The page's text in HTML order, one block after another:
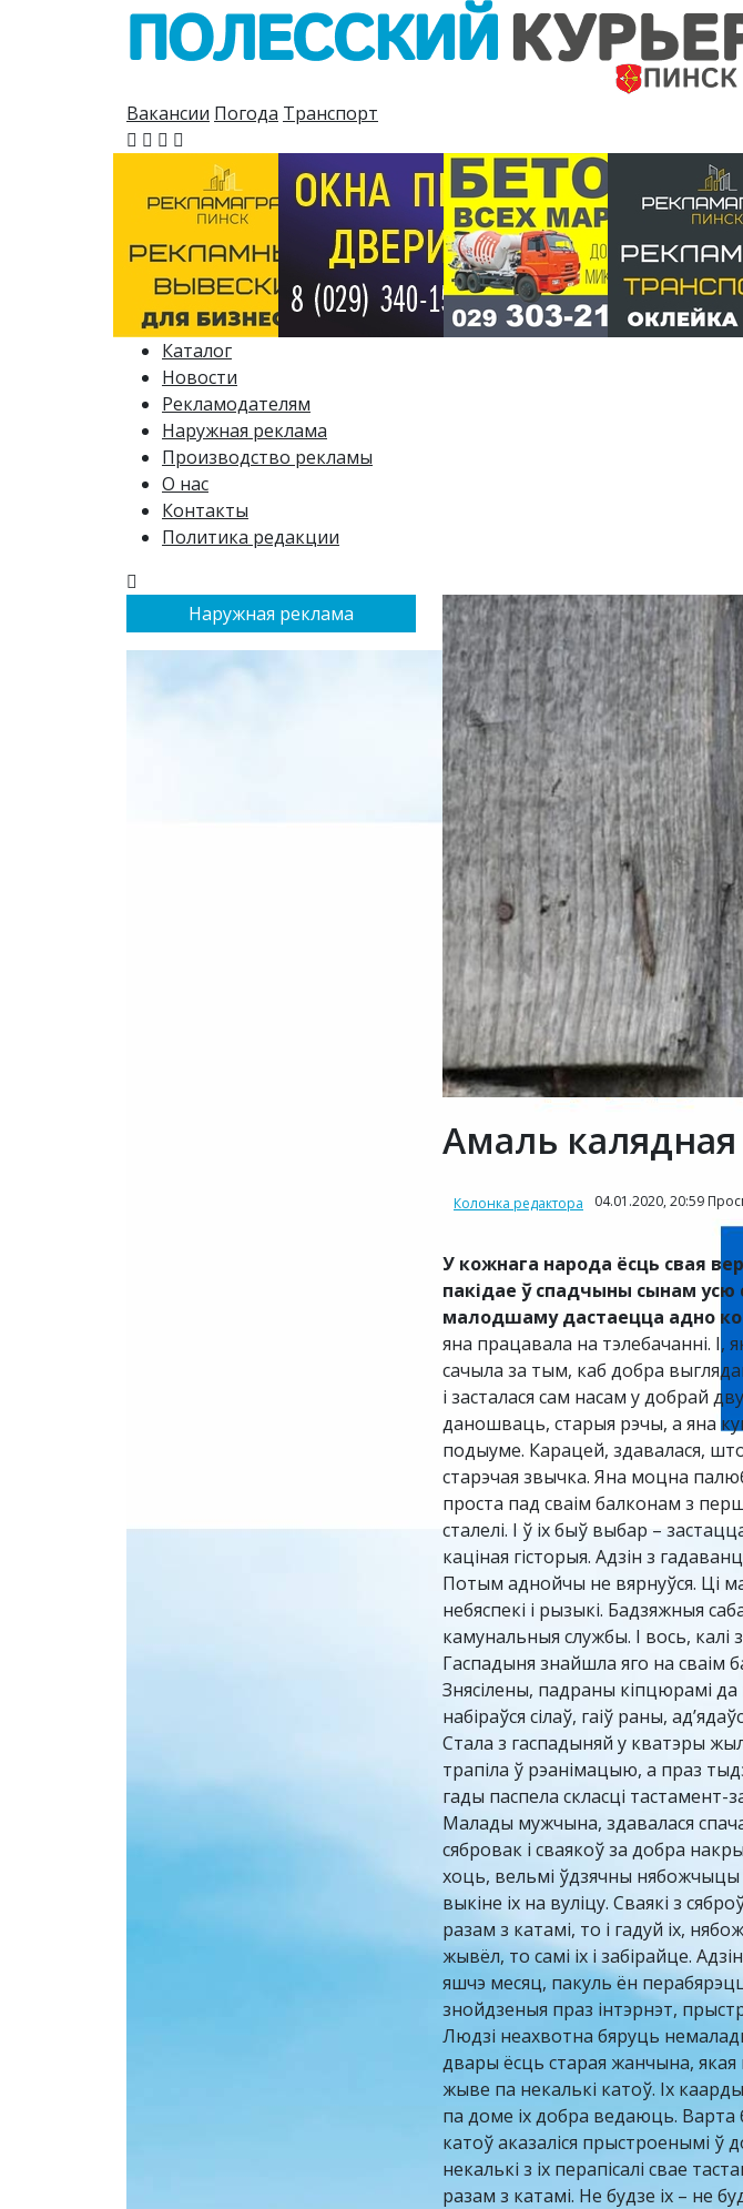
Вакансии Погода Транспорт
Каталог
Новости
Рекламодателям
Наружная реклама
Производство рекламы
О нас
Контакты
Политика редакции
Наружная реклама
Амаль калядная
Колонка редактора 04.01.2020, 20:59
У кожнага народа ёсць свая
пакідае ў спадчыны сынам
малодшаму дастаецца адно
яна працавала на тэлебачанні.
сачыла за тым, каб добра
і засталася сам насам у добрай
даношваць, старыя рэчы, а яна
подыуме. Карацей, здавалася,
старэчая звычка. Яна моцна
проста пад сваім балконам з
сталелі. І ў іх быў выбар –
каціная гісторыя. Адзін з
Потым аднойчы не вярнуўся. Ці
небяспекі і рызыкі. Бадзяжныя
камунальныя службы. І вось, калі
Гаспадыня знайшла яго на сваім
Знясілены, падраны кіпцюрамі
набіраўся сілаў, гаіў раны,
Стала з гаспадыняй у кватэры
трапіла ў рэанімацыю, а праз
гады паспела скласці тастамент-
Малады мужчына, здавалася
сябровак і сваякоў за добра
хоць, вельмі ўдзячны нябожчыцы
выкіне іх на вуліцу. Сваякі з
разам з катамі, то і гадуй іх,
жывёл, то самі іх і забірайце.
яшчэ месяц, пакуль ён
знойдзеныя праз інтэрнэт,
Людзі неахвотна бяруць
двары ёсць старая жанчына, якая
жыве па некалькі катоў. Іх
па доме іх добра ведаюць. Варта
катоў аказаліся прыстроенымі ў
некалькі з іх перапісалі свае
разам з катамі. Не будзе іх – не